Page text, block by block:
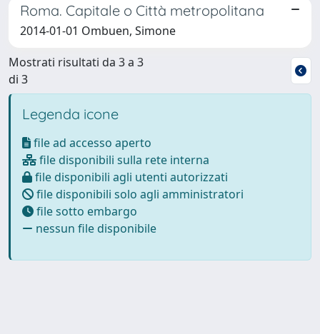
Roma. Capitale o Città metropolitana
2014-01-01 Ombuen, Simone
Mostrati risultati da 3 a 3
di 3
Legenda icone
file ad accesso aperto
file disponibili sulla rete interna
file disponibili agli utenti autorizzati
file disponibili solo agli amministratori
file sotto embargo
nessun file disponibile